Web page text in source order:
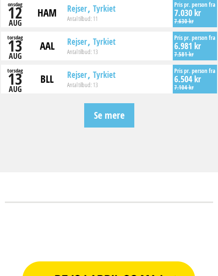
onsdag
12
AUG
HAM Rejser Tyrkiet
Antal tilbud: 11
Pris pr. person fra
7.030 kr
7.630 kr
torsdag
13
AUG
AAL Rejser Tyrkiet
Antal tilbud: 13
Pris pr. person fra
6.981 kr
7.581 kr
torsdag
13
AUG
BLL Rejser Tyrkiet
Antal tilbud: 13
Pris pr. person fra
6.504 kr
7.104 kr
Se mere